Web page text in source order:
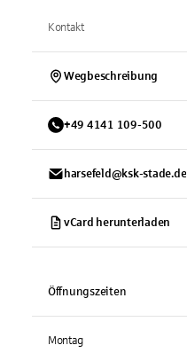
Kontakt
Wegbeschreibung
+49 4141 109-500
harsefeld@ksk-stade.de
vCard herunterladen
Öffnungszeiten
Montag